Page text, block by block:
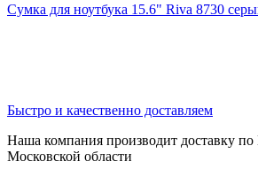
Сумка для ноутбука 15.6" Riva 8730
Быстро и качественно доставляем
Наша компания производит доставку
Московской области